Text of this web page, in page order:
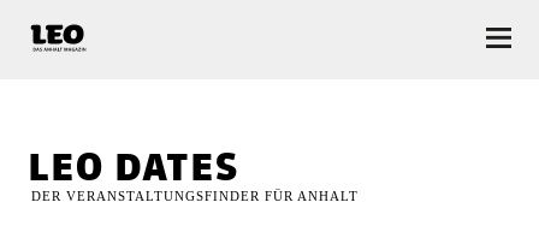
leo dates
DER VERANSTALTUNGSFINDER FÜR ANHALT